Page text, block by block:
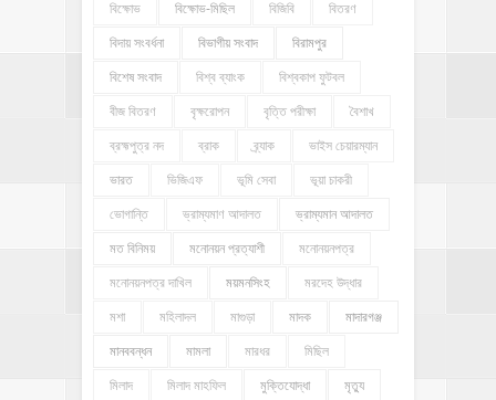
বিক্ষোভ বিক্ষোভ-মিছিল বিজিবি বিতরণ
বিদায় সংবর্ধনা বিভাগীয় সংবাদ বিরামপুর
বিশেষ সংবাদ বিশ্ব ব্যাংক বিশ্বকাপ ফুটবল
বীজ বিতরণ বৃক্ষরোপন বৃত্তি পরীক্ষা বৈশাখ
ব্রহ্মপুত্র নদ ব্রাক ব্র্যাক ভাইস চেয়ারম্যান
ভারত ভিজিএফ ভূমি সেবা ভূয়া চাকরী
ভোগান্তি ভ্রাম্যমাণ আদালত ভ্রাম্যমান আদালত
মত বিনিময় মনোনয়ন প্রত্যাশী মনোনয়নপত্র
মনোনয়নপত্র দাখিল ময়মনসিংহ মরদেহ উদ্ধার
মশা মহিলাদল মাগুড়া মাদক মাদারগঞ্জ
মানববন্ধন মামলা মারধর মিছিল
মিলাদ মিলাদ মাহফিল মুক্তিযোদ্ধা মৃত্যু